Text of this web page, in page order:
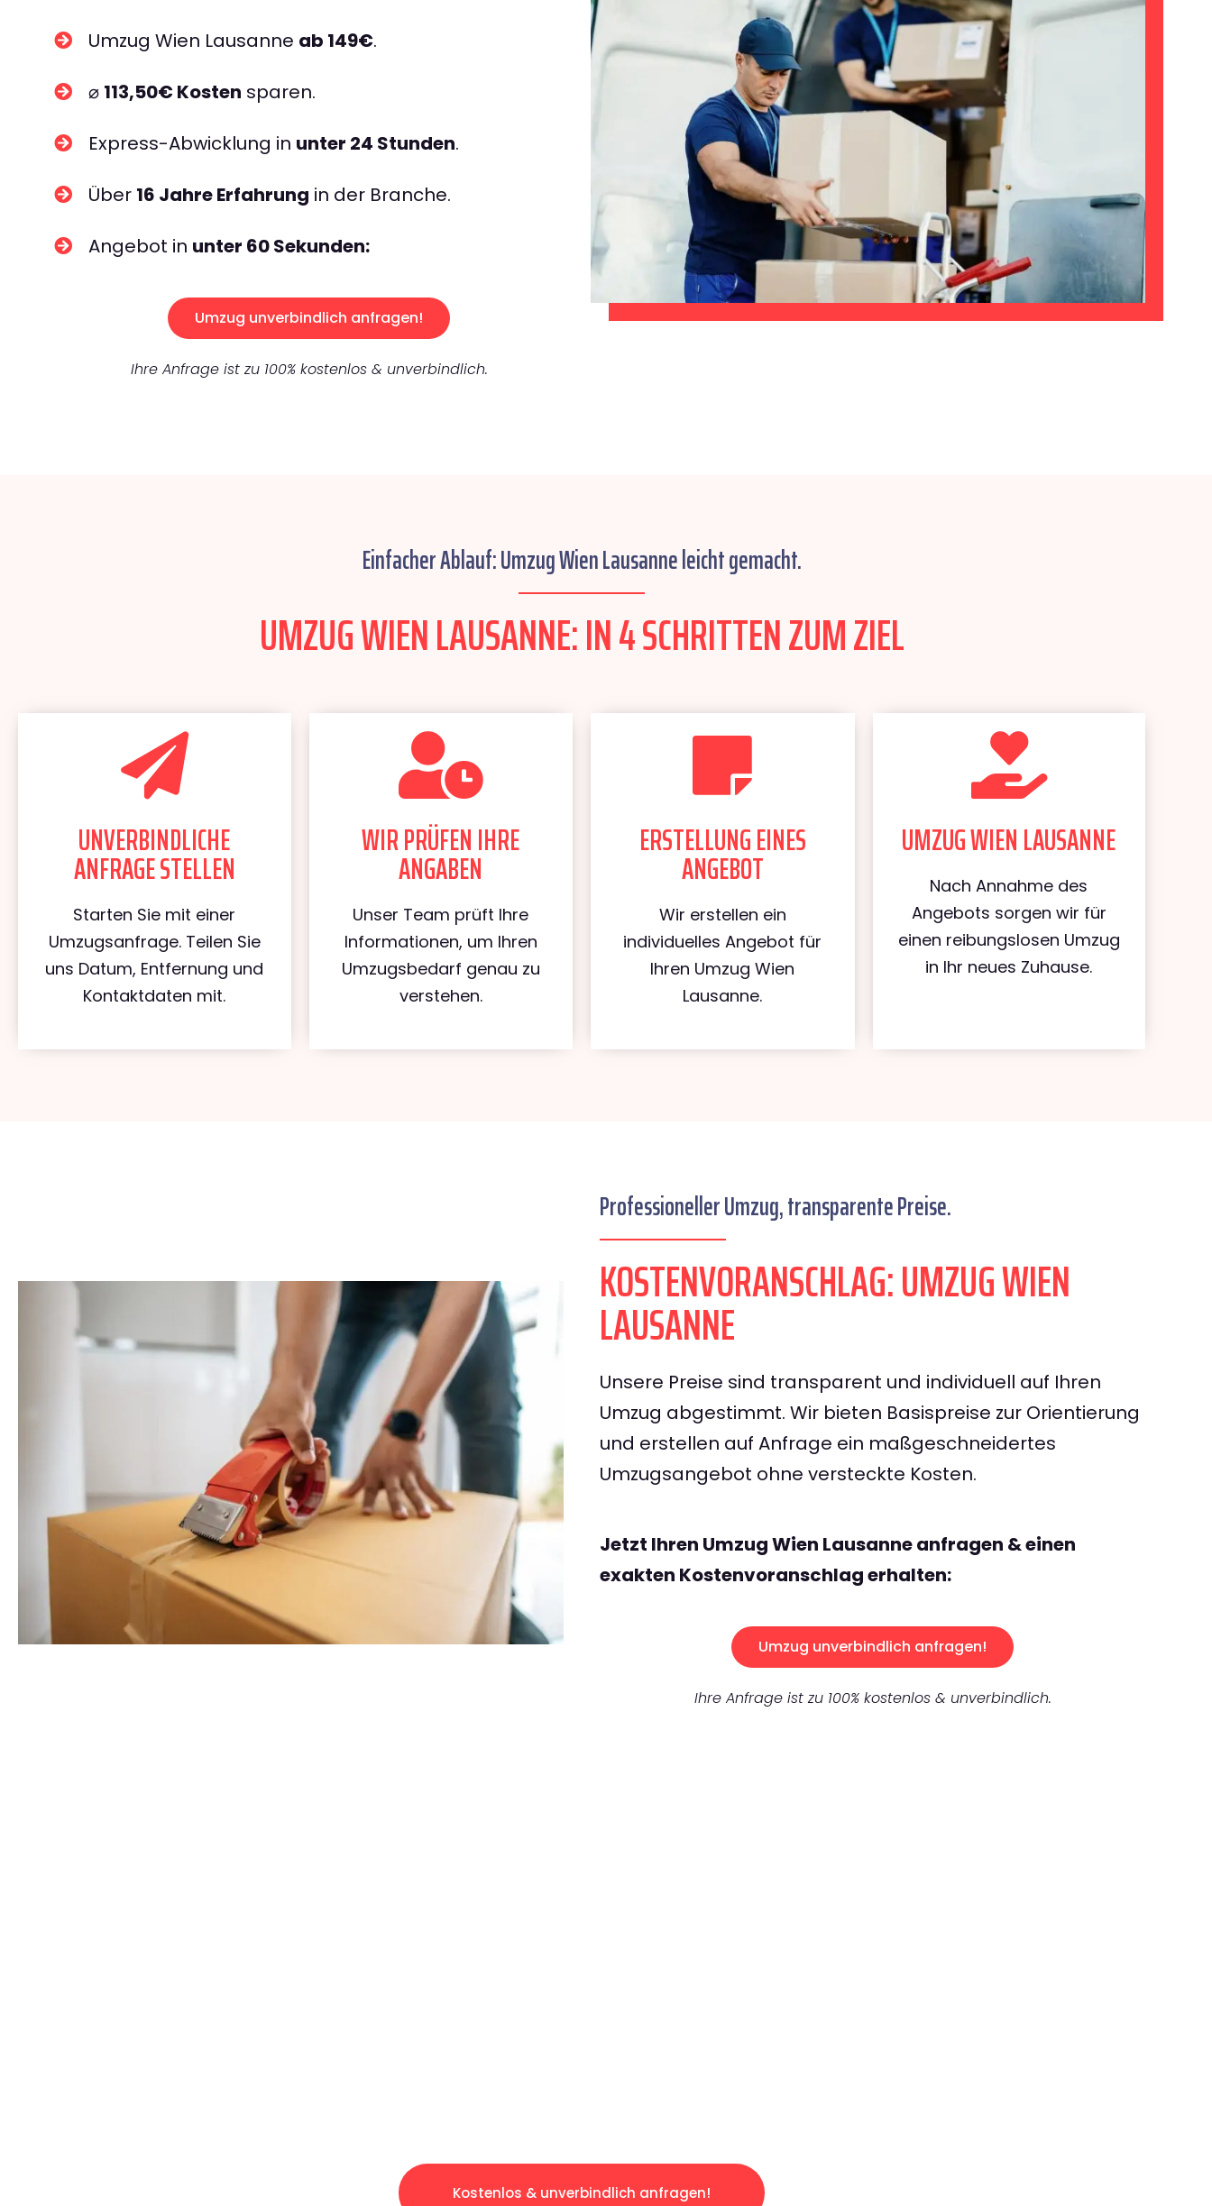
Umzug Wien Lausanne ab 149€.
⌀ 113,50€ Kosten sparen.
Express-Abwicklung in unter 24 Stunden.
Über 16 Jahre Erfahrung in der Branche.
Angebot in unter 60 Sekunden:
Umzug unverbindlich anfragen!
Ihre Anfrage ist zu 100% kostenlos & unverbindlich.
Einfacher Ablauf: Umzug Wien Lausanne leicht gemacht.
UMZUG WIEN LAUSANNE: IN 4 SCHRITTEN ZUM ZIEL
UNVERBINDLICHE
ANFRAGE STELLEN
Starten Sie mit einer
Umzugsanfrage. Teilen Sie
uns Datum, Entfernung und
Kontaktdaten mit.
WIR PRÜFEN IHRE
ANGABEN
Unser Team prüft Ihre
Informationen, um Ihren
Umzugsbedarf genau zu
verstehen.
ERSTELLUNG EINES
ANGEBOT
Wir erstellen ein
individuelles Angebot für
Ihren Umzug Wien
Lausanne.
UMZUG WIEN LAUSANNE
Nach Annahme des
Angebots sorgen wir für
einen reibungslosen Umzug
in Ihr neues Zuhause.
Professioneller Umzug, transparente Preise.
KOSTENVORANSCHLAG: UMZUG WIEN
LAUSANNE
Unsere Preise sind transparent und individuell auf Ihren
Umzug abgestimmt. Wir bieten Basispreise zur Orientierung
und erstellen auf Anfrage ein maßgeschneidertes
Umzugsangebot ohne versteckte Kosten.
Jetzt Ihren Umzug Wien Lausanne anfragen & einen
exakten Kostenvoranschlag erhalten:
Umzug unverbindlich anfragen!
Ihre Anfrage ist zu 100% kostenlos & unverbindlich.
Kostenlos & unverbindlich anfragen!